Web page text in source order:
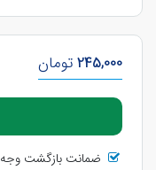
245,000تومان
ضمانت بازگشت وجه